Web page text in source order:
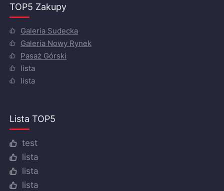
TOP5 Zakupy
Galeria Sudecka
Galeria Nowy Rynek
Pasaż Górski
lista
lista
Lista TOP5
test
lista
lista
lista